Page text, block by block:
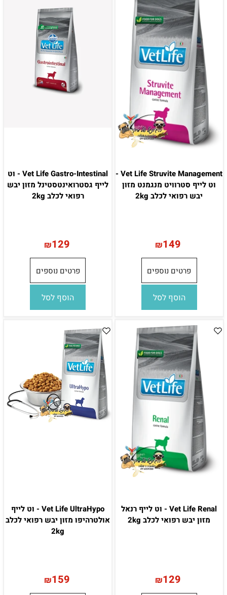
Vet Life Struvite Management -
וט לייף סטרוויט מנגמנט מזון
יבש רפואי לכלב 2kg
₪149
פרטים נוספים
הוסף לסל
Vet Life Gastro-Intestinal - וט
לייף גסטרואינטסטינל מזון יבש
רפואי לכלב 2kg
₪129
פרטים נוספים
הוסף לסל
Vet Life Renal - וט לייף רנאל
מזון יבש רפואי לכלב 2kg
₪129
Vet Life UltraHypo - וט לייף
אולטרהיפו מזון יבש רפואי לכלב
2kg
₪159